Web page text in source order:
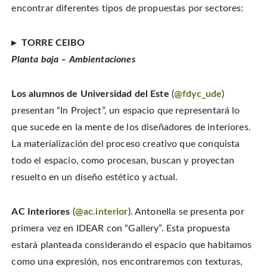
)
encontrar diferentes tipos de propuestas por sectores:
▸ TORRE CEIBO
Planta baja – Ambientaciones
Los alumnos de Universidad del Este (@fdyc_ude)
presentan “In Project”, un espacio que representará lo
que sucede en la mente de los diseñadores de interiores.
La materialización del proceso creativo que conquista
todo el espacio, como procesan, buscan y proyectan
resuelto en un diseño estético y actual.
AC Interiores (@ac.interior). Antonella se presenta por
primera vez en IDEAR con “Gallery”. Esta propuesta
estará planteada considerando el espacio que habitamos
como una expresión, nos encontraremos con texturas,